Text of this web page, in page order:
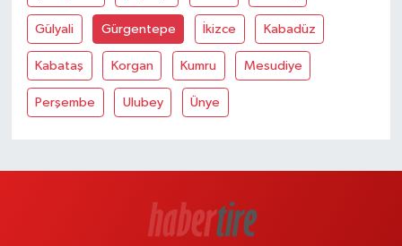
Gülyali Gürgentepe İkizce Kabadüz
Kabataş Korgan Kumru Mesudiye
Perşembe Ulubey Ünye